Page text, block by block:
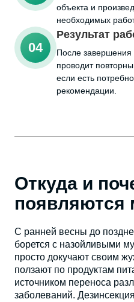
объекта и
необходимых
04
Результат
После завершения
проводит
если есть
рекомендации.
Откуда и
появляются
С ранней весны до
борется с назойливыми
просто докучают своим
ползают по продуктам
источником переноса
заболеваний.